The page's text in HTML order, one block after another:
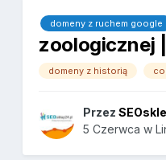
domeny z ruchem google
zoologicznej
domeny z historią
Przez
5 Czerwca w